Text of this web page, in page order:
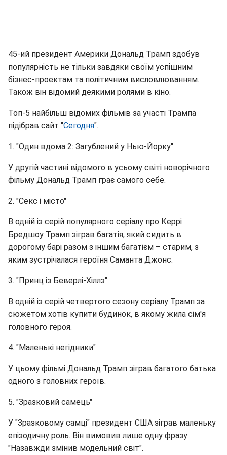
45-ий президент Америки Дональд Трамп здобув
популярність не тільки завдяки своїм успішним
бізнес-проектам та політичним висловлюванням.
Також він відомий деякими ролями в кіно.
Топ-5 найбільш відомих фільмів за участі Трампа
підібрав сайт "Сегодня".
1. "Один вдома 2: Загублений у Нью-Йорку"
У другій частині відомого в усьому світі новорічного
фільму Дональд Трамп грає самого себе.
2. "Секс і місто"
В одній із серій популярного серіалу про Керрі
Бредшоу Трамп зіграв багатія, який сидить в
дорогому барі разом з іншим багатієм – старим, з
яким зустрічалася героїня Саманта Джонс.
3. "Принц із Беверлі-Хіллз"
В одній із серій четвертого сезону серіалу Трамп за
сюжетом хотів купити будинок, в якому жила сім'я
головного героя.
4. "Маленькі негідники"
У цьому фільмі Дональд Трамп зіграв багатого батька
одного з головних героїв.
5. "Зразковий самець"
У "Зразковому самці" президент США зіграв маленьку
епізодичну роль. Він вимовив лише одну фразу:
"Назавжди змінив модельний світ".